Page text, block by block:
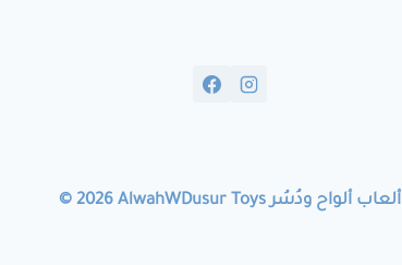
© 2026 AlwahWDusur Toys ألعاب ألواح ودُسُر